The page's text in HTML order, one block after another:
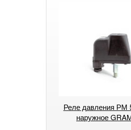
Реле давления РМ
наружное